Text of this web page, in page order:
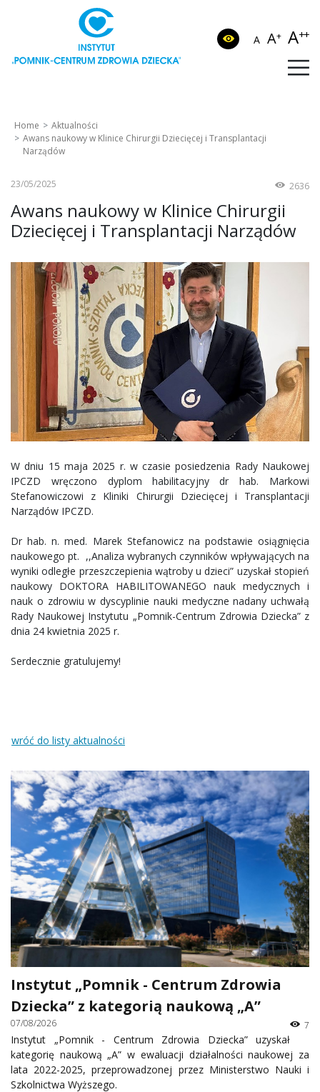
A A+ A++
Home
Aktualności
Awans naukowy w Klinice Chirurgii Dziecięcej i Transplantacji
Narządów
23/05/2025 2636
Awans naukowy w Klinice Chirurgii
Dziecięcej i Transplantacji Narządów
W dniu 15 maja 2025 r. w czasie posiedzenia Rady Naukowej
IPCZD wręczono dyplom habilitacyjny dr hab. Markowi
Stefanowiczowi z Kliniki Chirurgii Dziecięcej i Transplantacji
Narządów IPCZD.
Dr hab. n. med. Marek Stefanowicz na podstawie osiągnięcia
naukowego pt. ,,Analiza wybranych czynników wpływających na
wyniki odległe przeszczepienia wątroby u dzieci” uzyskał stopień
naukowy DOKTORA HABILITOWANEGO nauk medycznych i
nauk o zdrowiu w dyscyplinie nauki medyczne nadany uchwałą
Rady Naukowej Instytutu „Pomnik-Centrum Zdrowia Dziecka” z
dnia 24 kwietnia 2025 r.
Serdecznie gratulujemy!
wróć do listy aktualności
Instytut „Pomnik - Centrum Zdrowia
Dziecka” z kategorią naukową „A”
07/08/2026 7
Instytut „Pomnik - Centrum Zdrowia Dziecka” uzyskał
kategorię naukową „A” w ewaluacji działalności naukowej za
lata 2022-2025, przeprowadzonej przez Ministerstwo Nauki i
Szkolnictwa Wyższego.